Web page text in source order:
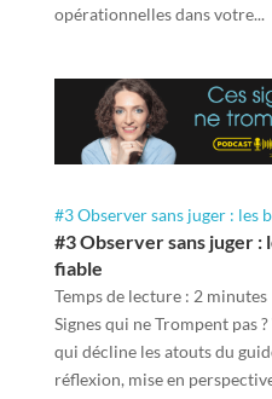
opérationnelles dans votre...
#3 Observer sans juger : les
#3 Observer sans juger :
fiable
Temps de lecture : 2
Signes qui ne Trompent pas
qui décline les atouts du
réflexion, mise en